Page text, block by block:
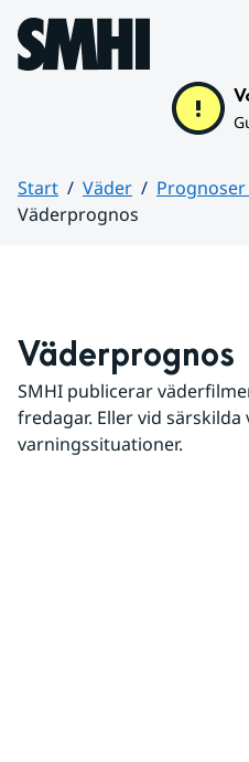
Hoppa till sidans innehåll
Start Väder
Väderprognos
Väderprognos
SMHI publicerar
fredagar. Eller vid särskilda
varningssituationer.